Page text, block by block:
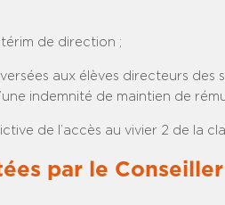
de direction ;
aux élèves directeurs des
indemnité de maintien de
de l’accès au vivier 2 de la
par le